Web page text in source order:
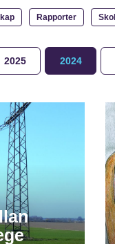
Rapporter
2025 2024